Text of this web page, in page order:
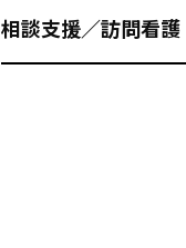
相談支援／訪問看護